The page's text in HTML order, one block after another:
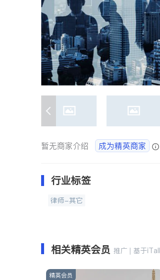
暂无商家介绍 成为精英商家
行业标签
律师-其它
相关精英会员 推广 | 基于
精英会员